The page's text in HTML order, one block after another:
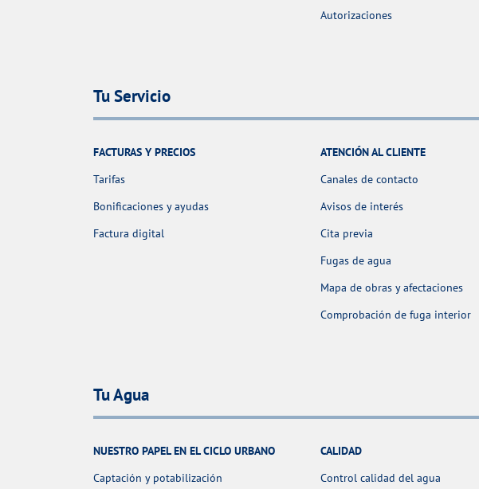
Autorizaciones
Tu Servicio
FACTURAS Y PRECIOS
Tarifas
Bonificaciones y ayudas
Factura digital
ATENCIÓN AL CLIENTE
Canales de contacto
Avisos de interés
Cita previa
Fugas de agua
Mapa de obras y afectaciones
Comprobación de fuga interior
Tu Agua
NUESTRO PAPEL EN EL CICLO URBANO
Captación y potabilización
CALIDAD
Control calidad del agua